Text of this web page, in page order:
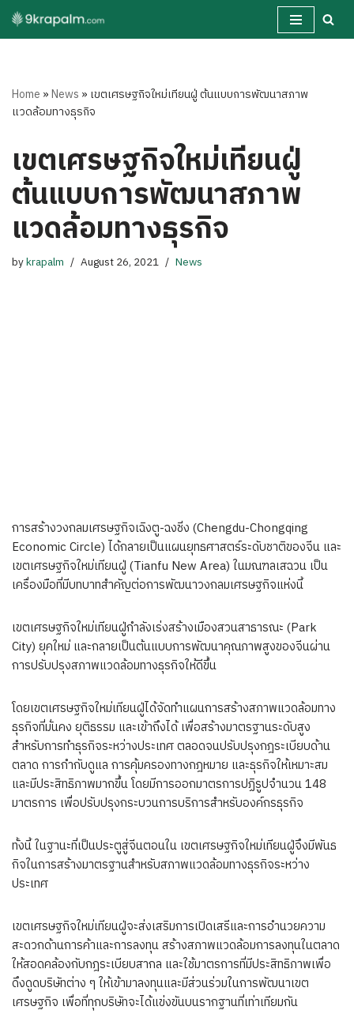
Skip
Home »News » เขตเศรษฐกิจใหม่เทียนฝู่ ต้นแบบการพัฒนาสภาพ
แวดล้อมทางธุรกิจ
เขตเศรษฐกิจใหม่เทียนฝู่
ต้นแบบการพัฒนาสภาพ
แวดล้อมทางธุรกิจ
bykrapalm August 26, 2021 News
การสร้างวงกลมเศรษฐกิจเฉิงตู-ฉงชิ่ง (Chengdu-Chongqing
Economic Circle) ได้กลายเป็นแผนยุทธศาสตร์ระดับชาติของจีน และ
เขตเศรษฐกิจใหม่เทียนฝู่ (Tianfu New Area) ในมณฑลเสฉวน เป็น
เครื่องมือที่มีบทบาทสำคัญต่อการพัฒนาวงกลมเศรษฐกิจแห่งนี้
เขตเศรษฐกิจใหม่เทียนฝู่กำลังเร่งสร้างเมืองสวนสาธารณะ (Park
City) ยุคใหม่ และกลายเป็นต้นแบบการพัฒนาคุณภาพสูงของจีนผ่าน
การปรับปรุงสภาพแวดล้อมทางธุรกิจให้ดีขึ้น
โดยเขตเศรษฐกิจใหม่เทียนฝู่ได้จัดทำแผนการสร้างสภาพแวดล้อมทาง
ธุรกิจที่มั่นคง ยุติธรรม และเข้าถึงได้ เพื่อสร้างมาตรฐานระดับสูง
สำหรับการทำธุรกิจระหว่างประเทศ ตลอดจนปรับปรุงกฎระเบียบด้าน
ตลาด การกำกับดูแล การคุ้มครองทางกฎหมาย และธุรกิจให้เหมาะสม
และมีประสิทธิภาพมากขึ้น โดยมีการออกมาตรการปฏิรูปจำนวน 148
มาตรการ เพื่อปรับปรุงกระบวนการบริการสำหรับองค์กรธุรกิจ
ทั้งนี้ ในฐานะที่เป็นประตูสู่จีนตอนใน เขตเศรษฐกิจใหม่เทียนฝู่จึงมีพันธ
กิจในการสร้างมาตรฐานสำหรับสภาพแวดล้อมทางธุรกิจระหว่าง
ประเทศ
เขตเศรษฐกิจใหม่เทียนฝู่จะส่งเสริมการเปิดเสรีและการอำนวยความ
สะดวกด้านการค้าและการลงทุน สร้างสภาพแวดล้อมการลงทุนในตลาด
ให้สอดคล้องกับกฎระเบียบสากล และใช้มาตรการที่มีประสิทธิภาพเพื่อ
ดึงดูดบริษัทต่าง ๆ ให้เข้ามาลงทุนและมีส่วนร่วมในการพัฒนาเขต
เศรษฐกิจ เพื่อที่ทุกบริษัทจะได้แข่งขันบนรากฐานที่เท่าเทียมกัน